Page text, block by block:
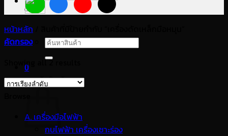
ค้นหา:
0
ตะกร้าสินค้า
หน้าหลัก
คัดกรอง
Showing all 2 results
A. เครื่องมือไฟฟ้า
กบไฟฟ้า เครื่องเซาะร่อง